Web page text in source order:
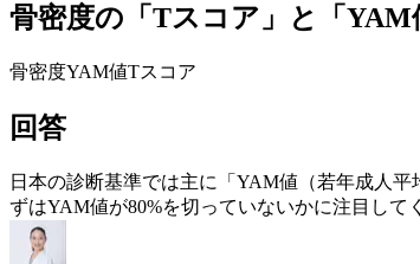
骨密度の「Tスコア」と「
骨密度YAM値Tスコア
回答
日本の診断基準では主に「YAM値（若年成人
ずはYAM値が80%を切っていないかに注目して